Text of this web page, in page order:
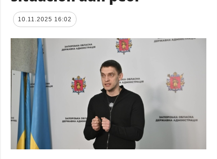
10.11.2025 16:02